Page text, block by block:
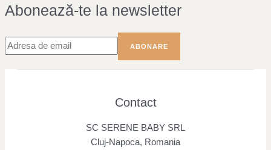
Abonează-te la newsletter
Contact
SC SERENE BABY SRL
Cluj-Napoca, Romania